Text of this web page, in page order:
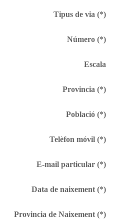
Tipus de via (*)
Número (*)
Escala
Provincia (*)
Població (*)
Telèfon móvil (*)
E-mail particular (*)
Data de naixement (*)
Provincia de Naixement (*)